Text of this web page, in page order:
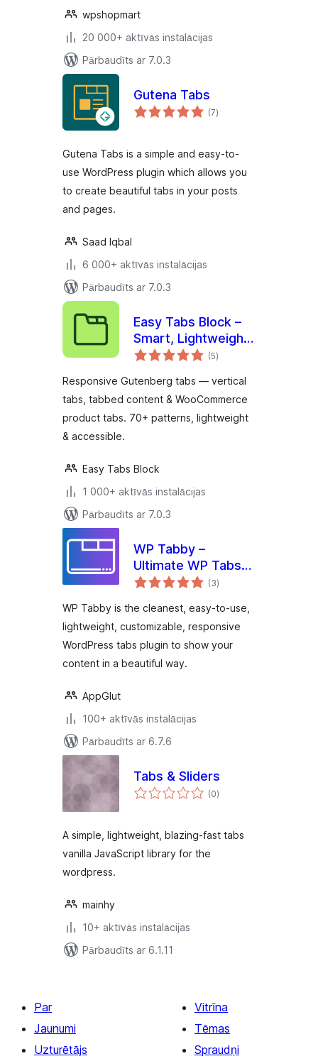
wpshopmart
20 000+ aktīvās instalācijas
Pārbaudīts ar 7.0.3
Gutena Tabs
(7vērtējumu
kopsumma
)
Gutena Tabs is a simple and easy-to-
use WordPress plugin which allows you
to create beautiful tabs in your posts
and pages.
Saad Iqbal
6 000+ aktīvās instalācijas
Pārbaudīts ar 7.0.3
Easy Tabs Block –
Smart, Lightweight
& Responsive Tabs
(5vērtējumu
kopsumma
)
Responsive Gutenberg tabs — vertical
tabs, tabbed content & WooCommerce
product tabs. 70+ patterns, lightweight
& accessible.
Easy Tabs Block
1 000+ aktīvās instalācijas
Pārbaudīts ar 7.0.3
WP Tabby –
Ultimate WP Tabs
Plugin for
(3vērtējumu
kopsumma
)
WP Tabby is the cleanest, easy-to-use,
lightweight, customizable, responsive
WordPress tabs plugin to show your
content in a beautiful way.
AppGlut
100+ aktīvās instalācijas
Pārbaudīts ar 6.7.6
Tabs & Sliders
(0vērtējumu
kopsumma
)
A simple, lightweight, blazing-fast tabs
vanilla JavaScript library for the
wordpress.
mainhy
10+ aktīvās instalācijas
Pārbaudīts ar 6.1.11
Par
Jaunumi
Uzturētājs
Vitrīna
Tēmas
Spraudņi